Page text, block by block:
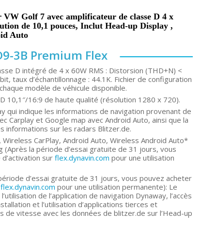
Golf 7 avec amplificateur de classe D 4 x
de 10,1 pouces, Inclut Head-up Display ,
Auto
3B Premium Flex
D intégré de 4 x 60W RMS : Distorsion (THD+N) <
taux d’échantillonnage : 44.1K. Fichier de configuration
modèle de véhicule disponible.
10,1″/16:9 de haute qualité (résolution 1280 x 720).
qui indique les informations de navigation provenant de
Carplay et Google map avec Android Auto, ainsi que la
informations sur les radars Blitzer.de.
Wireless CarPlay, Android Auto, Wireless Android Auto*
(Après la période d’essai gratuite de 31 jours, vous
surflex.dynavin.com pour une utilisation
d’essai gratuite de 31 jours, vous pouvez acheter
flex.dynavin.com pour une utilisation permanente): Le
de l’application de navigation Dynaway, l’accès
et l’utilisation d’applications tierces et
de vitesse avec les données de blitzer.de sur l’Head-up